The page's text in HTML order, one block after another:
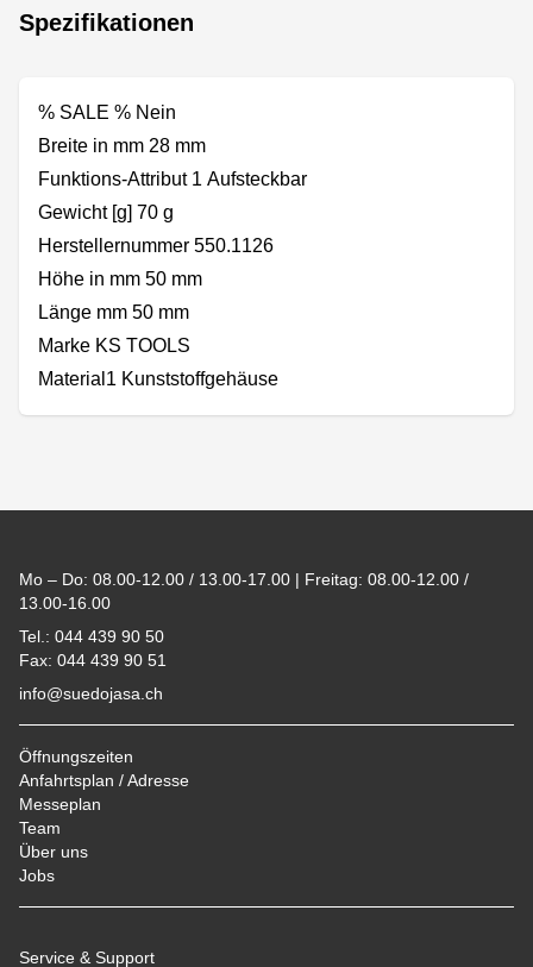
Spezifikationen
% SALE % Nein
Breite in mm 28 mm
Funktions-Attribut 1 Aufsteckbar
Gewicht [g] 70 g
Herstellernummer 550.1126
Höhe in mm 50 mm
Länge mm 50 mm
Marke KS TOOLS
Material1 Kunststoffgehäuse
Mo – Do: 08.00-12.00 / 13.00-17.00 | Freitag: 08.00-12.00 /
13.00-16.00
Tel.: 044 439 90 50
Fax: 044 439 90 51
info@suedojasa.ch
Öffnungszeiten
Anfahrtsplan / Adresse
Messeplan
Team
Über uns
Jobs
Service & Support